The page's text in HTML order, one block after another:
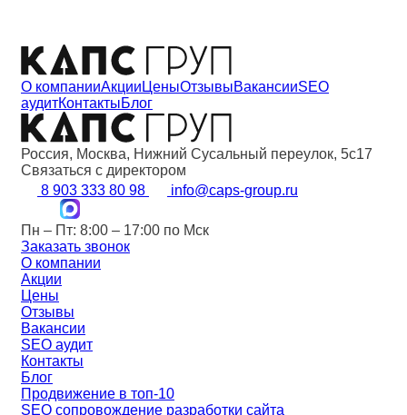
О компанииАкцииЦеныОтзывыВакансииSEO
аудитКонтактыБлог
Россия, Москва, Нижний Сусальный переулок, 5с17
Связаться с директором
8 903 333 80 98
info@caps-group.ru
Пн – Пт: 8:00 – 17:00 по Мск
Заказать звонок
О компании
Акции
Цены
Отзывы
Вакансии
SEO аудит
Контакты
Блог
Продвижение в топ-10
SEO сопровождение разработки сайта